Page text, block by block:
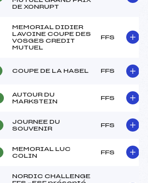
DE XONRUPT
MEMORIAL DIDIER
LAVOINE COUPE DES
VOSGES CREDIT
MUTUEL
FFS
COUPE DE LA HASEL FFS
AUTOUR DU
MARKSTEIN
FFS
JOURNEE DU
SOUVENIR
FFS
MEMORIAL LUC
COLIN
FFS
NORDIC CHALLENGE